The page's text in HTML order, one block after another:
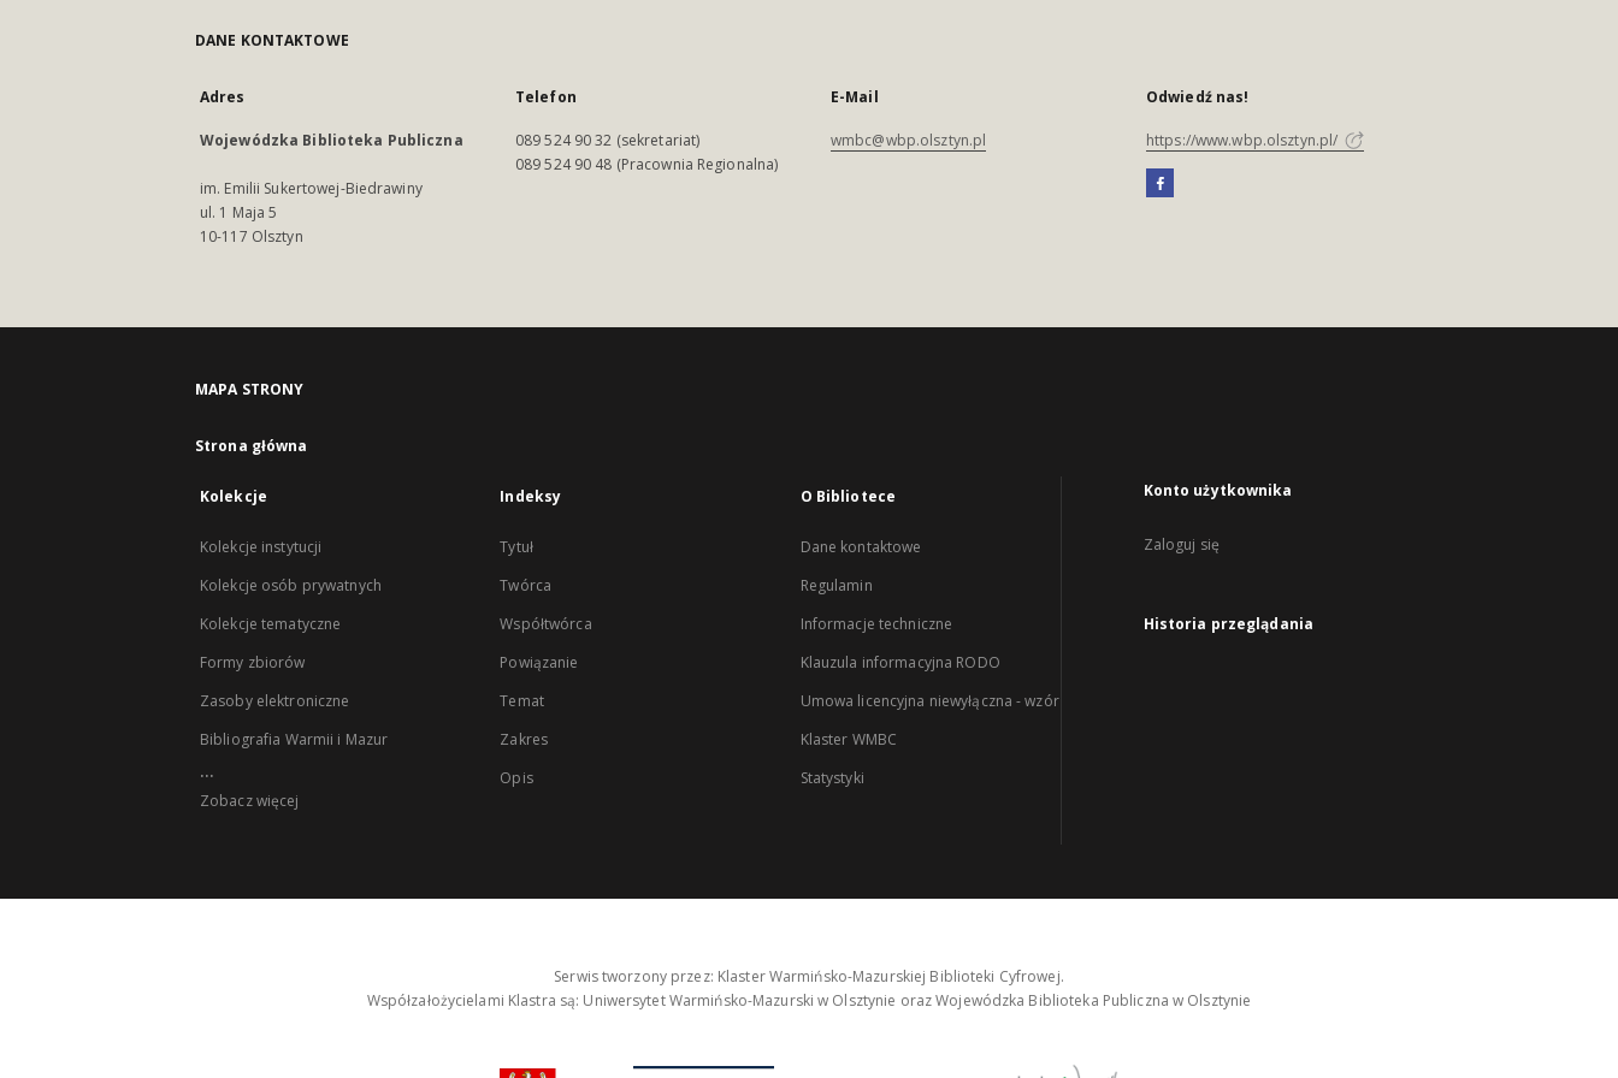
DANE KONTAKTOWE
Adres
Wojewódzka Biblioteka Publiczna
im. Emilii Sukertowej-Biedrawiny
ul. 1 Maja 5
10-117 Olsztyn
Telefon
089 524 90 32 (sekretariat)
089 524 90 48 (Pracownia Regionalna)
E-Mail
wmbc@wbp.olsztyn.pl
Odwiedź nas!
https://www.wbp.olsztyn.pl/
MAPA STRONY
Strona główna
Kolekcje
Kolekcje instytucji
Kolekcje osób prywatnych
Kolekcje tematyczne
Formy zbiorów
Zasoby elektroniczne
Bibliografia Warmii i Mazur
...
Zobacz więcej
Indeksy
Tytuł
Twórca
Współtwórca
Powiązanie
Temat
Zakres
Opis
O Bibliotece
Dane kontaktowe
Regulamin
Informacje techniczne
Klauzula informacyjna RODO
Umowa licencyjna niewyłączna - wzór
Klaster WMBC
Statystyki
Konto użytkownika
Zaloguj się
Historia przeglądania
Serwis tworzony przez: Klaster Warmińsko-Mazurskiej Biblioteki Cyfrowej.
Współzałożycielami Klastra są: Uniwersytet Warmińsko-Mazurski w Olsztynie oraz Wojewódzka Biblioteka Publiczna w Olsztynie